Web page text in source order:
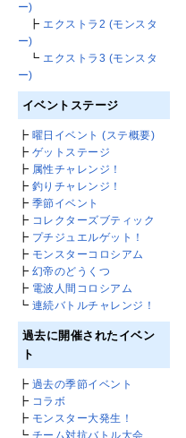
ー)
┣ エクストラ2 (モンスタ
ー)
┗ エクストラ3 (モンスタ
ー)
イベントステージ
┣ 曜日イベント (ステ概要)
┣ ゲットステージ
┣ 属性チャレンジ！
┣ 釣りチャレンジ！
┣ 季節イベント
┣ コレクターズブティック
┣ プチジュエルゲット！
┣ モンスターコロシアム
┣ 幻帝のどうくつ
┣ 電波人間コロシアム
┗ 連続バトルチャレンジ！
過去に開催されたイベン
ト
┣ 過去の季節イベント
┣ コラボ
┣ モンスター大発生！
┗ チーム対抗バトル大会